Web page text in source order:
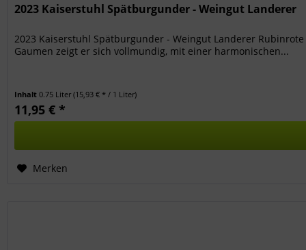
2023 Kaiserstuhl Spätburgunder - Weingut Landerer
2023 Kaiserstuhl Spätburgunder - Weingut Landerer
Gaumen zeigt er sich vollmundig, mit einer harmonischen...
Inhalt0.75 Liter(15,93 € * / 1 Liter)
11,95 € *
Merken